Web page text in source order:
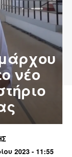
νέο
2023 - 11:55